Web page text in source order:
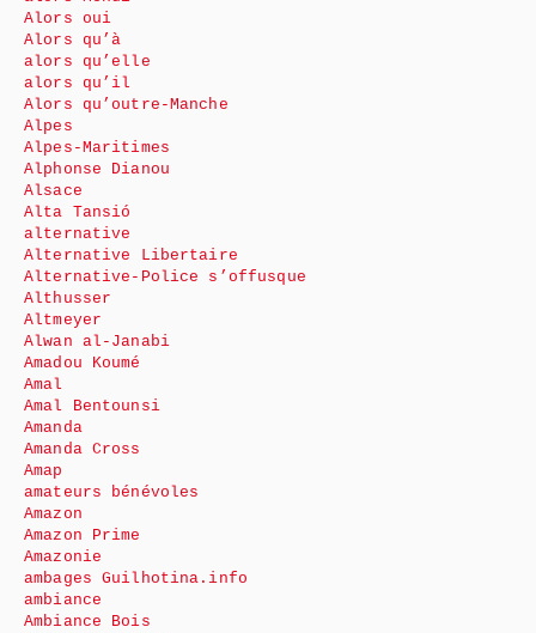
Alors oui
Alors qu’à
alors qu’elle
alors qu’il
Alors qu’outre-Manche
Alpes
Alpes-Maritimes
Alphonse Dianou
Alsace
Alta Tansió
alternative
Alternative Libertaire
Alternative-Police s’offusque
Althusser
Altmeyer
Alwan al-Janabi
Amadou Koumé
Amal
Amal Bentounsi
Amanda
Amanda Cross
Amap
amateurs bénévoles
Amazon
Amazon Prime
Amazonie
ambages Guilhotina.info
ambiance
Ambiance Bois